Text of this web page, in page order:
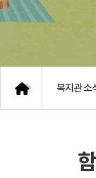
복지관 소